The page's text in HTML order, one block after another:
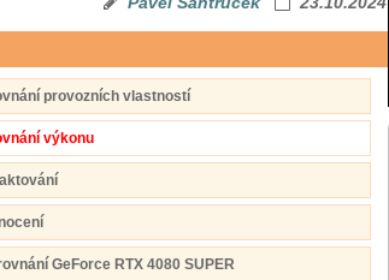
provozních vlastností
výkonu
GeForce RTX 4080 SUPER